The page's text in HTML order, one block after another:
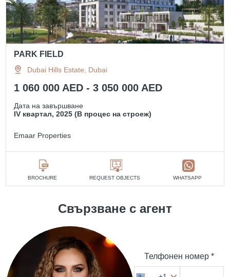
PARK FIELD
Dubai Hills Estate, Dubai
1 060 000 AED - 3 050 000 AED
Дата на завършване
IV квартал, 2025 (В процес на строеж)
Emaar Properties
BROCHURE REQUEST OBJECTS WHATSAPP
Свързване с агент
Телфонен номер *